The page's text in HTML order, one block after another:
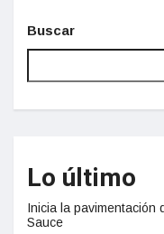
Buscar
Lo último
Inicia la pavimentación
Sauce